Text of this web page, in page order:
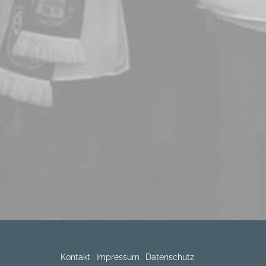
Kontakt Impressum Datenschutz